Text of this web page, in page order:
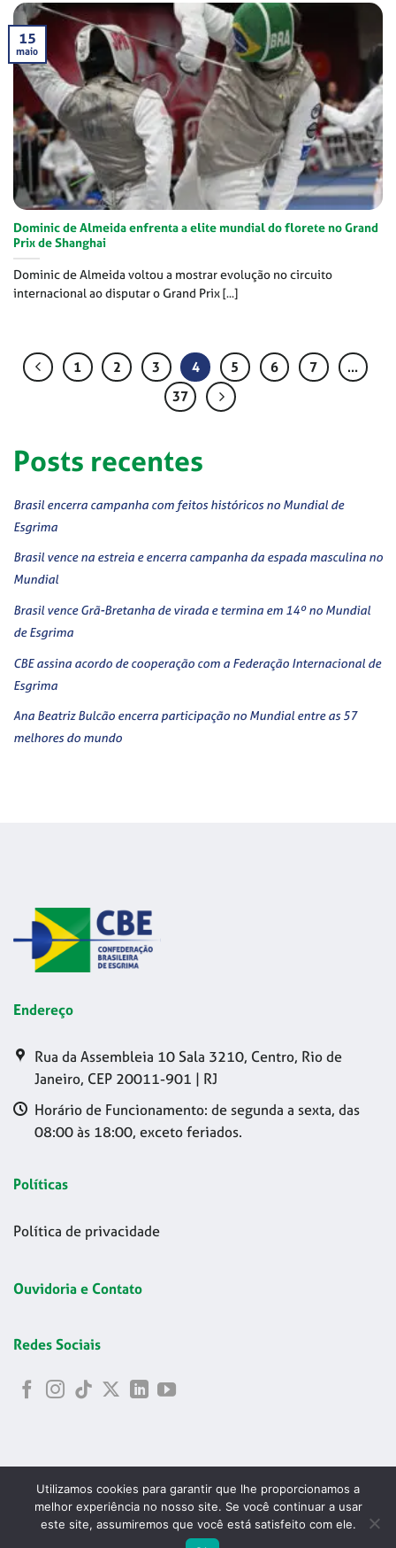
Dominic de Almeida enfrenta a elite mundial do florete no Grand
Prix de Shanghai
Dominic de Almeida voltou a mostrar evolução no circuito
internacional ao disputar o Grand Prix [...]
15
maio
1 2 3 4 5 6 7
…
37
Posts recentes
Brasil encerra campanha com feitos históricos no Mundial de
Esgrima
Brasil vence na estreia e encerra campanha da espada masculina no
Mundial
Brasil vence Grã-Bretanha de virada e termina em 14º no Mundial
de Esgrima
CBE assina acordo de cooperação com a Federação Internacional de
Esgrima
Ana Beatriz Bulcão encerra participação no Mundial entre as 57
melhores do mundo
Endereço
Rua da Assembleia 10 Sala 3210, Centro, Rio de
Janeiro, CEP 20011-901 | RJ
Horário de Funcionamento: de segunda a sexta, das
08:00 às 18:00, exceto feriados.
Políticas
Política de privacidade
Ouvidoria e Contato
Redes Sociais
Copyright 2026 © Codelapa | 2024 Confederação Brasileira de
Utilizamos cookies para garantir que lhe proporcionamos a
melhor experiência no nosso site. Se você continuar a usar
este site, assumiremos que você está satisfeito com ele.